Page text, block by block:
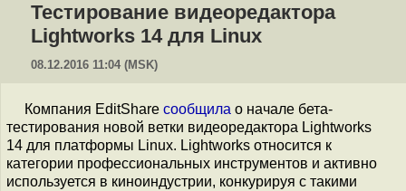
Тестирование видеоредактора
Lightworks 14 для Linux
08.12.2016 11:04 (MSK)
Компания EditShare сообщила о начале бета-
тестирования новой ветки видеоредактора Lightworks
14 для платформы Linux. Lightworks относится к
категории профессиональных инструментов и активно
используется в киноиндустрии, конкурируя с такими